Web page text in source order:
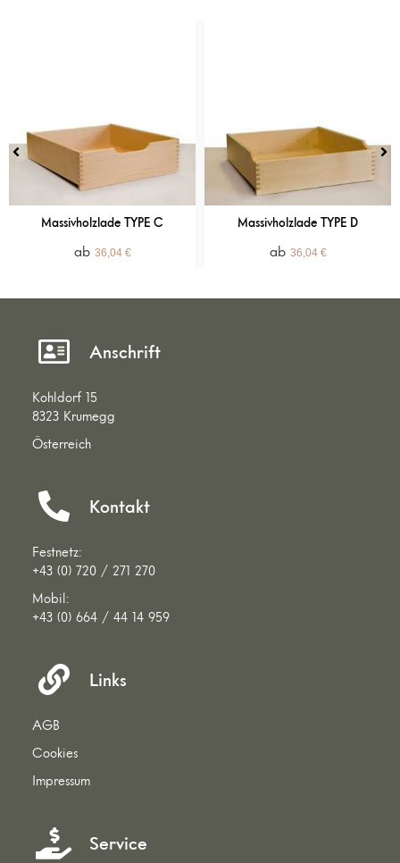
Massivholzlade TYPE C
36,04 €
Massivholzlade TYPE D
36,04 €
Anschrift
Kohldorf 15
8323 Krumegg
Österreich
Kontakt
Festnetz:
+43 (0) 720 / 271 270
Mobil:
+43 (0) 664 / 44 14 959
Links
AGB
Cookies
Impressum
Service